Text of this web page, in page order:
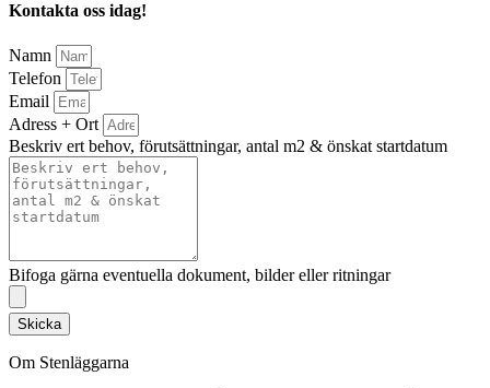
Kontakta oss idag!
Namn
Telefon
Email
Adress + Ort
Beskriv ert behov, förutsättningar, antal m2 & önskat startdatum
Bifoga gärna eventuella dokument, bilder eller ritningar
Skicka
Om Stenläggarna